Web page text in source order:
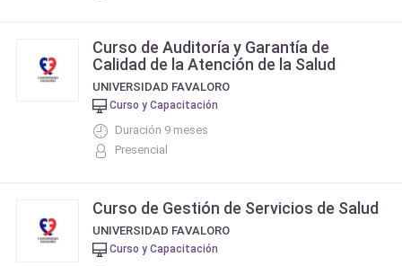
Curso de Auditoría y Garantía de
Calidad de la Atención de la Salud
UNIVERSIDAD FAVALORO
Curso y Capacitación
Duración 9 meses
Presencial
Curso de Gestión de Servicios de Salud
UNIVERSIDAD FAVALORO
Curso y Capacitación